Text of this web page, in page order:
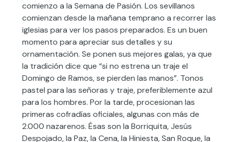
comienzo a la Semana de Pasión. Los sevillanos
comienzan desde la mañana temprano a recorrer las
iglesias para ver los pasos preparados. Es un buen
momento para apreciar sus detalles y su
ornamentación. Se ponen sus mejores galas,ya que
la tradición dice que “si no estrena un traje el
Domingo de Ramos,se pierden las manos”. Tonos
pastel para las señoras y traje, preferiblemente azul
para los hombres. Por la tarde,procesionan las
primeras cofradías oficiales, algunas con más de
2.000 nazarenos. Ésas son la Borriquita, Jesús
Despojado, la Paz, la Cena, la Hiniesta, San Roque, la